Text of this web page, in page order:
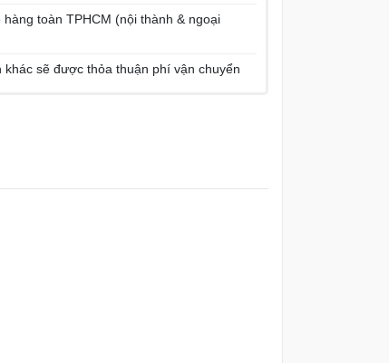
toàn TPHCM (nội thành & ngoại
sẽ được thỏa thuận phí vận chuyển